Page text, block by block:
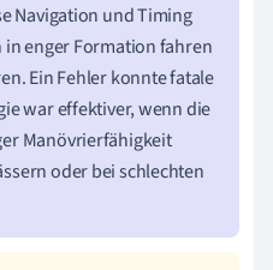
Navigation und Timing
enger Formation fahren
Ein Fehler konnte fatale
war effektiver, wenn die
Manövrierfähigkeit
oder bei schlechten